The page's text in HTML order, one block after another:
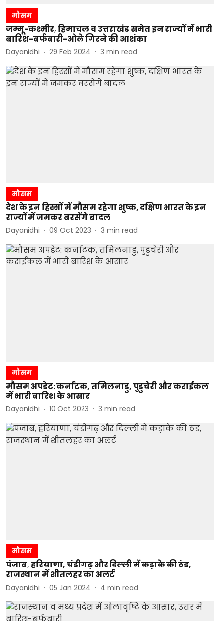
मौसम
जम्मू-कश्मीर, हिमाचल व उत्तराखंड समेत इन राज्यों में भारी
बारिश-बर्फबारी-ओले गिरने की आशंका
Dayanidhi 29 Feb 2024 3 min read
मौसम
देश के इन हिस्सों में मौसम रहेगा शुष्क, दक्षिण भारत के इन
राज्यों में जमकर बरसेंगे बादल
Dayanidhi 09 Oct 2023 3 min read
मौसम
मौसम अपडेट: कर्नाटक, तमिलनाडु, पुडुचेरी और कराईकल
में भारी बारिश के आसार
Dayanidhi 10 Oct 2023 3 min read
मौसम
पंजाब, हरियाणा, चंडीगढ़ और दिल्ली में कड़ाके की ठंड,
राजस्थान में शीतलहर का अलर्ट
Dayanidhi 05 Jan 2024 4 min read